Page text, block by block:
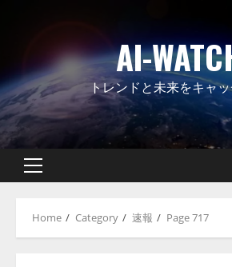
AI-
トレンドと未来をキャ
Primary
Home Category 速報 Page 717